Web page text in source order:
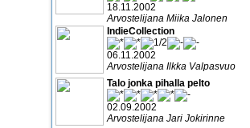
18.11.2002
Arvostelijana Miika Jalonen
IndieCollection
06.11.2002
Arvostelijana Ilkka Valpasvuo
Talo jonka pihalla pelto
02.09.2002
Arvostelijana Jari Jokirinne